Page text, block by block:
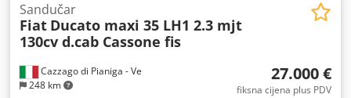
Cazzago di Pianiga - Ve
248 km
Sandučar
Fiat Ducato maxi 35 LH1 2.3 mjt
130cv d.cab Cassone fis
27.000 €
fiksna cijena plus PDV